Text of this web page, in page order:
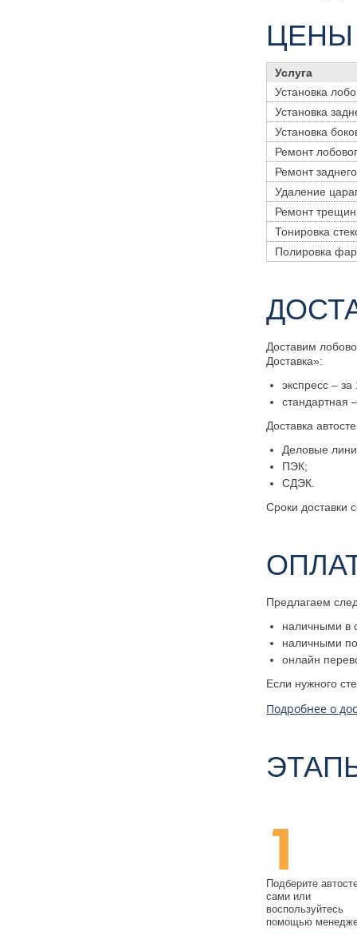
ЦЕНЫ
Услуга
Установка
Установка
Установка
Ремонт
Ремонт
Удаление
Ремонт трещин
Тонировка
Полировка фар
Доставим
Доставка»:
экспресс –
стандартная
Доставка
Деловые
ПЭК;
СДЭК.
Сроки доставки
Предлагаем
наличными в
наличными
онлайн
Если нужного
Подробнее о
1
Подберите
сами или
воспользуйтесь
помощью